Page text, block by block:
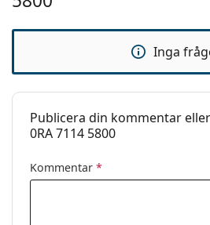
Inga
Publicera din kommentar
0RA 7114 5800
Kommentar *